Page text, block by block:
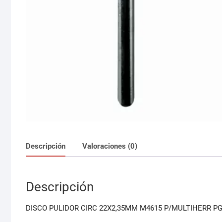
Descripción Valoraciones (0)
Descripción
DISCO PULIDOR CIRC 22X2,35MM M4615 P/MULTIHERR